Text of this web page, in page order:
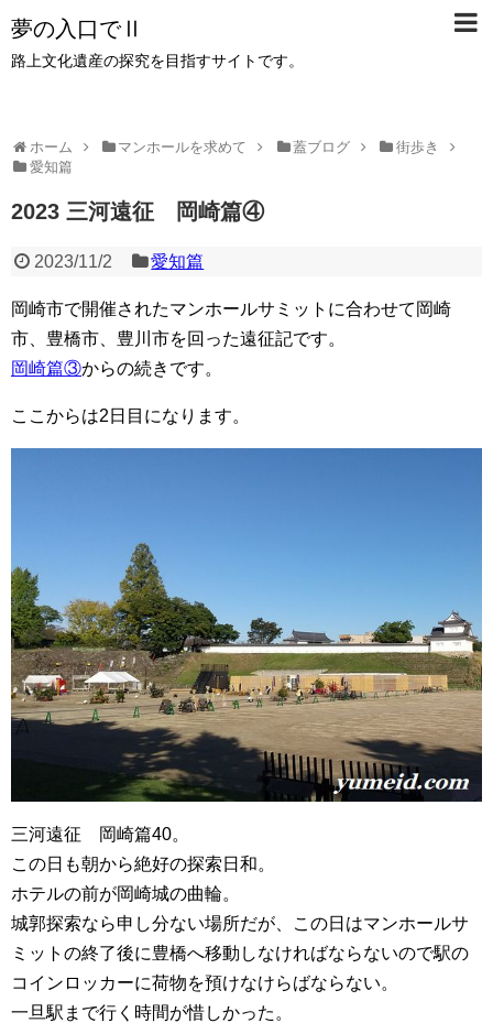
夢の入口でⅡ
路上文化遺産の探究を目指すサイトです。
ホーム マンホールを求めて 蓋ブログ
街歩き
愛知篇
2023 三河遠征 岡崎篇④
2023/11/2 愛知篇
岡崎市で開催されたマンホールサミットに合わせて岡崎
市、豊橋市、豊川市を回った遠征記です。
岡崎篇③からの続きです。
ここからは2日目になります。
三河遠征 岡崎篇40。
この日も朝から絶好の探索日和。
ホテルの前が岡崎城の曲輪。
城郭探索なら申し分ない場所だが、この日はマンホールサ
ミットの終了後に豊橋へ移動しなければならないので駅の
コインロッカーに荷物を預けなけらばならない。
一旦駅まで行く時間が惜しかった。